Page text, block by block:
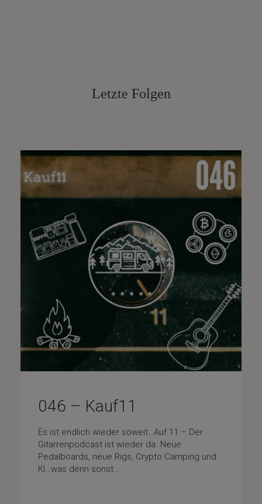
Letzte Folgen
046 – Kauf11
Es ist endlich wieder soweit…Auf 11 – Der
Gitarrenpodcast ist wieder da. Neue
Pedalboards, neue Rigs, Crypto Camping und
KI…was denn sonst…